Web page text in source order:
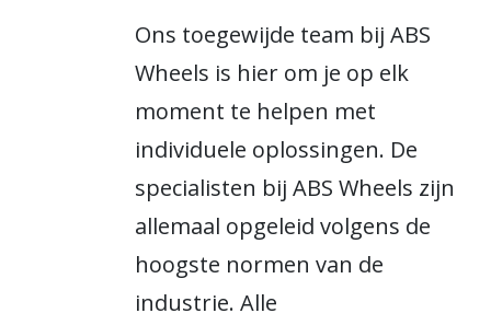
Ons toegewijde team bij ABS
Wheels is hier om je op elk
moment te helpen met
individuele oplossingen. De
specialisten bij ABS Wheels zijn
allemaal opgeleid volgens de
hoogste normen van de
industrie. Alle